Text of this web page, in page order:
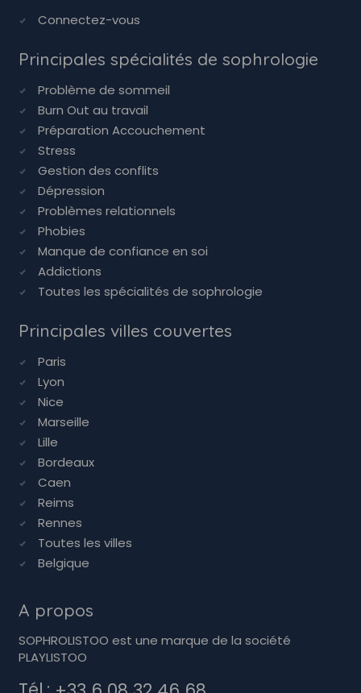
Connectez-vous
Principales spécialités de sophrologie
Problème de sommeil
Burn Out au travail
Préparation Accouchement
Stress
Gestion des conflits
Dépression
Problèmes relationnels
Phobies
Manque de confiance en soi
Addictions
Toutes les spécialités de sophrologie
Principales villes couvertes
Paris
Lyon
Nice
Marseille
Lille
Bordeaux
Caen
Reims
Rennes
Toutes les villes
Belgique
A propos
SOPHROLISTOO est une marque de la société
PLAYLISTOO